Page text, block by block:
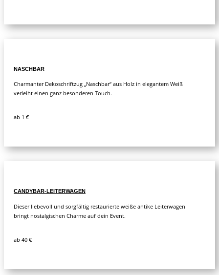
NASCHBAR
Charmanter Dekoschriftzug „Naschbar“ aus Holz in elegantem Weiß
verleiht einen ganz besonderen Touch.
ab 1 €
CANDYBAR-LEITERWAGEN
Dieser liebevoll und sorgfältig restaurierte weiße antike Leiterwagen
bringt nostalgischen Charme auf dein Event.
ab 40 €